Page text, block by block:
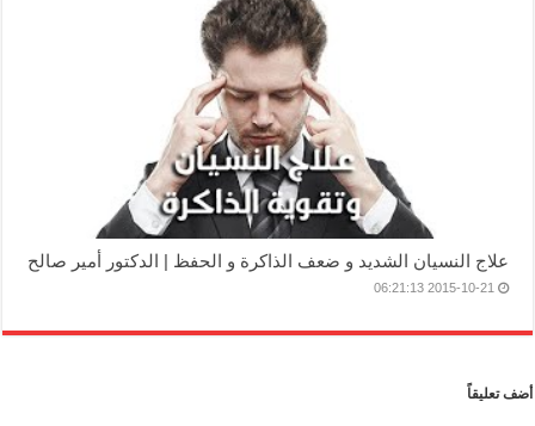
علاج النسيان الشديد و ضعف الذاكرة و الحفظ | الدكتور أمير صالح
2015-10-21 06:21:13
أضف تعليقاً